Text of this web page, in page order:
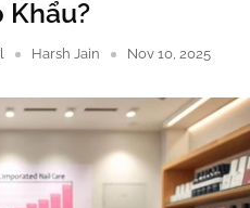
Khẩu?
Harsh Jain Nov 10, 2025